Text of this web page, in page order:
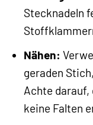
Stecknadeln
Nähen:
geraden
Achte darauf,
keine Falten